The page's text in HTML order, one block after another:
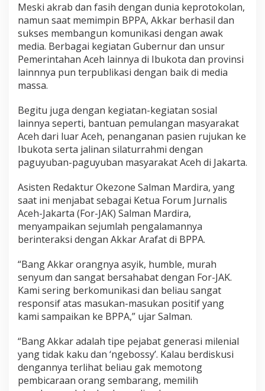
Meski akrab dan fasih dengan dunia keprotokolan,
namun saat memimpin BPPA, Akkar berhasil dan
sukses membangun komunikasi dengan awak
media. Berbagai kegiatan Gubernur dan unsur
Pemerintahan Aceh lainnya di Ibukota dan provinsi
lainnnya pun terpublikasi dengan baik di media
massa.
Begitu juga dengan kegiatan-kegiatan sosial
lainnya seperti, bantuan pemulangan masyarakat
Aceh dari luar Aceh, penanganan pasien rujukan ke
Ibukota serta jalinan silaturrahmi dengan
paguyuban-paguyuban masyarakat Aceh di Jakarta.
Asisten Redaktur Okezone Salman Mardira, yang
saat ini menjabat sebagai Ketua Forum Jurnalis
Aceh-Jakarta (For-JAK) Salman Mardira,
menyampaikan sejumlah pengalamannya
berinteraksi dengan Akkar Arafat di BPPA.
“Bang Akkar orangnya asyik, humble, murah
senyum dan sangat bersahabat dengan For-JAK.
Kami sering berkomunikasi dan beliau sangat
responsif atas masukan-masukan positif yang
kami sampaikan ke BPPA,” ujar Salman.
“Bang Akkar adalah tipe pejabat generasi milenial
yang tidak kaku dan ‘ngebossy’. Kalau berdiskusi
dengannya terlihat beliau gak memotong
pembicaraan orang sembarang, memilih